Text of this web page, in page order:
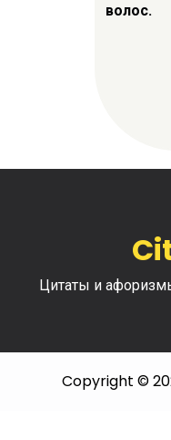
волос.
Цитаты и
Copyright ©